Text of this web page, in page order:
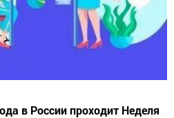
в России проходит Неделя